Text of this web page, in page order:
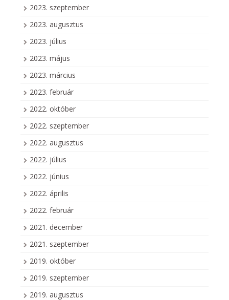
2023. szeptember
2023. augusztus
2023. július
2023. május
2023. március
2023. február
2022. október
2022. szeptember
2022. augusztus
2022. július
2022. június
2022. április
2022. február
2021. december
2021. szeptember
2019. október
2019. szeptember
2019. augusztus